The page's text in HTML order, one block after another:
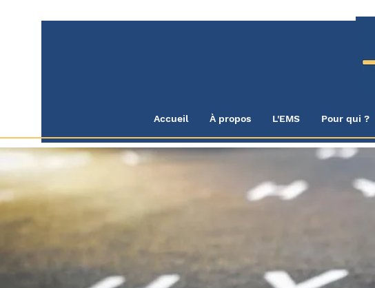
Accueil À propos L'EMS Pour qui ?